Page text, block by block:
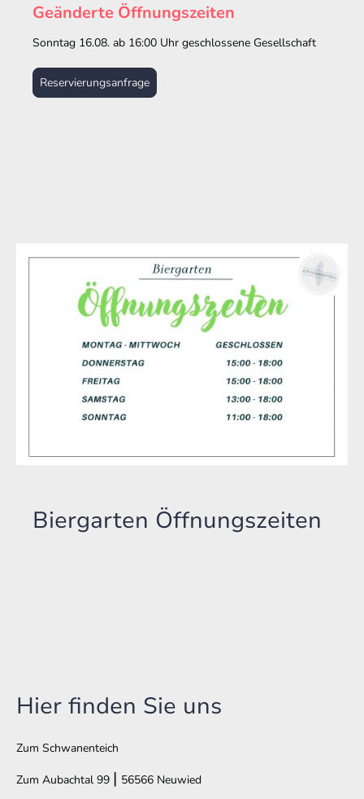
Geänderte Öffnungszeiten
Sonntag 16.08. ab 16:00 Uhr geschlossene Gesellschaft
Reservierungsanfrage
Biergarten Öffnungszeiten
Hier finden Sie uns
Zum Schwanenteich
Zum Aubachtal 99 | 56566 Neuwied